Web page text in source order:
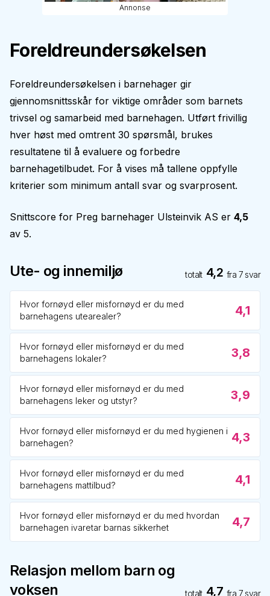
Annonse
Foreldreundersøkelsen
Foreldreundersøkelsen i barnehager gir
gjennomsnittsskår for viktige områder som barnets
trivsel og samarbeid med barnehagen. Utført frivillig
hver høst med omtrent 30 spørsmål, brukes
resultatene til å evaluere og forbedre
barnehagetilbudet. For å vises må tallene oppfylle
kriterier som minimum antall svar og svarprosent.
Snittscore for Preg barnehager Ulsteinvik AS er 4,5
av 5.
Ute- og innemiljø totalt 4,2 fra 7 svar
Hvor fornøyd eller misfornøyd er du med
barnehagens utearealer?
4,1
Hvor fornøyd eller misfornøyd er du med
barnehagens lokaler?
3,8
Hvor fornøyd eller misfornøyd er du med
barnehagens leker og utstyr?
3,9
Hvor fornøyd eller misfornøyd er du med hygienen i
barnehagen?
4,3
Hvor fornøyd eller misfornøyd er du med
barnehagens mattilbud?
4,1
Hvor fornøyd eller misfornøyd er du med hvordan
barnehagen ivaretar barnas sikkerhet
4,7
Relasjon mellom barn og
voksen
totalt 4,7 fra 7 svar